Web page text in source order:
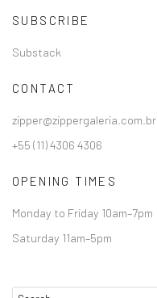
SUBSCRIBE
Substack
CONTACT
zipper@zippergaleria.com.br
+55 (11) 4306 4306
OPENING TIMES
Monday to Friday 10am–7pm
Saturday 11am–5pm